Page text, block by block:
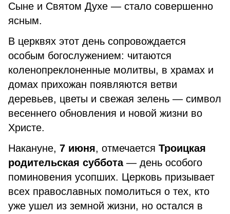
Сыне и Святом Духе — стало совершенно
ясным.
В церквях этот день сопровождается
особым богослужением: читаются
коленопреклоненные молитвы, в храмах и
домах прихожан появляются ветви
деревьев, цветы и свежая зелень — символ
весеннего обновления и новой жизни во
Христе.
Накануне, 7 июня, отмечается Троицкая
родительская суббота— день особого
поминовения усопших. Церковь призывает
всех православных помолиться о тех, кто
уже ушел из земной жизни, но остался в